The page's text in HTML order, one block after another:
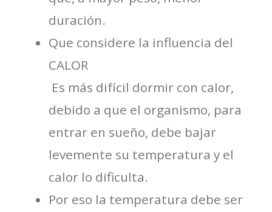
duración.
Que considere la influencia del
CALOR
 Es más difícil dormir con calor,
debido a que el organismo, para
entrar en sueño, debe bajar
levemente su temperatura y el
calor lo dificulta.
Por eso la temperatura debe ser